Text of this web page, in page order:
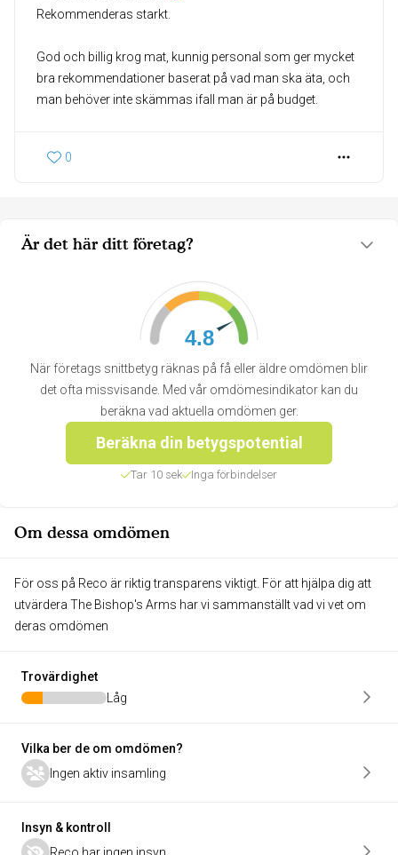
Är det här ditt företag?
4.8
När företags snittbetyg räknas på få eller äldre omdömen blir
det ofta missvisande. Med vår omdömesindikator kan du
beräkna vad aktuella omdömen ger.
Beräkna din betygspotential
Tar 10 sek Inga förbindelser
Om dessa omdömen
För oss på Reco är riktig transparens viktigt. För att hjälpa dig att
utvärdera The Bishop's Arms har vi sammanställt vad vi vet om
deras omdömen
Trovärdighet
Låg
Vilka ber de om omdömen?
Ingen aktiv insamling
Insyn & kontroll
Rekommenderas starkt.
God och billig krog mat, kunnig personal som ger mycket
bra rekommendationer baserat på vad man ska äta, och
man behöver inte skämmas ifall man är på budget.
0